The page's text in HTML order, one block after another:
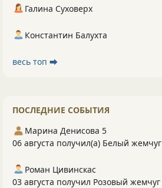
Галина Суховерх
Константин Балухта
весь топ ⮕
ПОСЛЕДНИЕ СОБЫТИЯ
Марина Денисова 5
06 августа получил(а) Белый жемчуг
Роман Цивинскас
03 августа получил Розовый жемчуг